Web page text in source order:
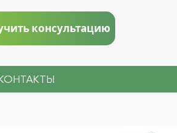
консультацию